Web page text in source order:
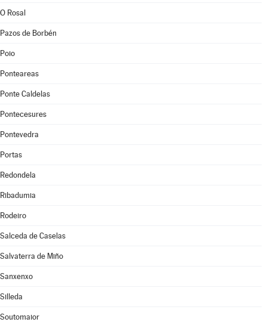
O Rosal
Pazos de Borbén
Poio
Ponteareas
Ponte Caldelas
Pontecesures
Pontevedra
Portas
Redondela
Ribadumia
Rodeiro
Salceda de Caselas
Salvaterra de Miño
Sanxenxo
Silleda
Soutomaior